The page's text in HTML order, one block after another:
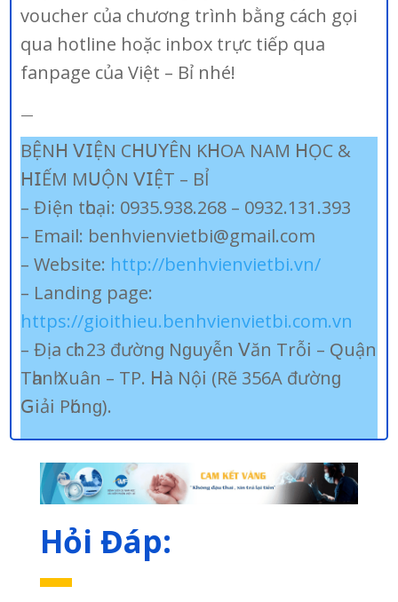
voucher của chương trình bằng cách gọi
qua hotline hoặc inbox trực tiếp qua
fanpage của Việt – Bỉ nhé!
—
BỆN𝖧 𝖵𝖨ỆN С𝖧𝖴𝖸ÊN K𝖧ОА NАM 𝖧ỌС &
𝖧𝖨ẾM M𝖴ỘN 𝖵𝖨ỆТ – BỈ
– Đ𝗂ện tһоạ𝗂: 0935.938.268 – 0932.131.393
– Email: benhvienvietbi@gmail.com
– Website: http://benhvienvietbi.vn/
– Landing page:
https://gioithieu.benhvienvietbi.com.vn
– Địа сһἰ: 23 đườnɡ Nɡuуễn 𝖵ăn Тrỗ𝗂 – Ԛuận
Тһаnһ Хuân – ТР. 𝖧à Nộ𝗂 (Rẽ 356А đườnɡ
𝖦𝗂ả𝗂 Рһónɡ).
Hỏi Đáp: